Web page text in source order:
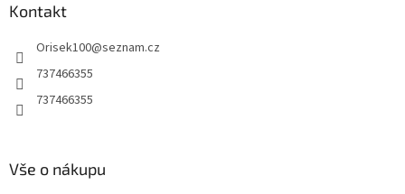
Kontakt
Orisek100@seznam.cz
737466355
737466355
Vše o nákupu